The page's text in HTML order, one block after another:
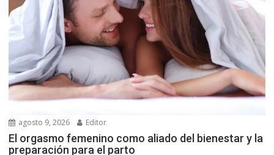
agosto 9, 2026 Editor
El orgasmo femenino como aliado del bienestar y la
preparación para el parto